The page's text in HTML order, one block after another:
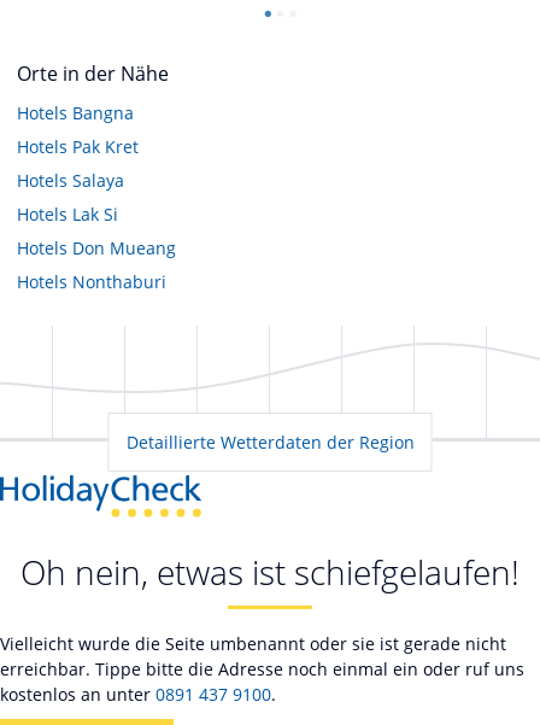
Orte in der Nähe
Hotels Bangna
Hotels Pak Kret
Hotels Salaya
Hotels Lak Si
Hotels Don Mueang
Hotels Nonthaburi
Detaillierte Wetterdaten der Region
Oh nein, etwas ist schiefgelaufen!
Vielleicht wurde die Seite umbenannt oder sie ist gerade nicht
erreichbar. Tippe bitte die Adresse noch einmal ein oder ruf uns
kostenlos an unter 0891 437 9100.